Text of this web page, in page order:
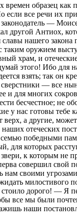
образец как
если все речи их
—
другой Антиох,
нашего закона
таким оружием
храм, и
этого! Ибо для
взять; так он
— все
и для многих
бесчестное; не
у нас готовы тебе
а другие,
отеческих
семью победными
которых
к которым не
совершил свой
своими
милостивого
дорого! — Я
все мы были
наши